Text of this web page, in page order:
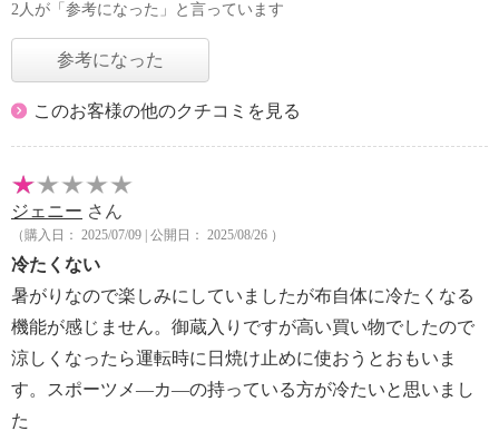
2人が「参考になった」と言っています
参考になった
このお客様の他のクチコミを見る
ジェニー さん
（購入日： 2025/07/09 | 公開日： 2025/08/26 ）
冷たくない
暑がりなので楽しみにしていましたが布自体に冷たくなる
機能が感じません。御蔵入りですが高い買い物でしたので
涼しくなったら運転時に日焼け止めに使おうとおもいま
す。スポーツメ—カ—の持っている方が冷たいと思いまし
た